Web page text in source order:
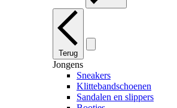
Terug
Jongens
Sneakers
Klittebandschoenen
Sandalen en slippers